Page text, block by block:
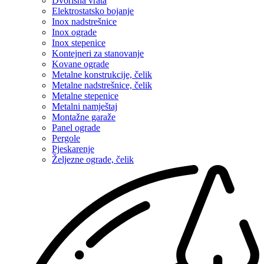
Elektrostatsko bojanje
Inox nadstrešnice
Inox ograde
Inox stepenice
Kontejneri za stanovanje
Kovane ograde
Metalne konstrukcije, čelik
Metalne nadstrešnice, čelik
Metalne stepenice
Metalni namještaj
Montažne garaže
Panel ograde
Pergole
Pjeskarenje
Željezne ograde, čelik